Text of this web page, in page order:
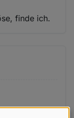
finde ich.